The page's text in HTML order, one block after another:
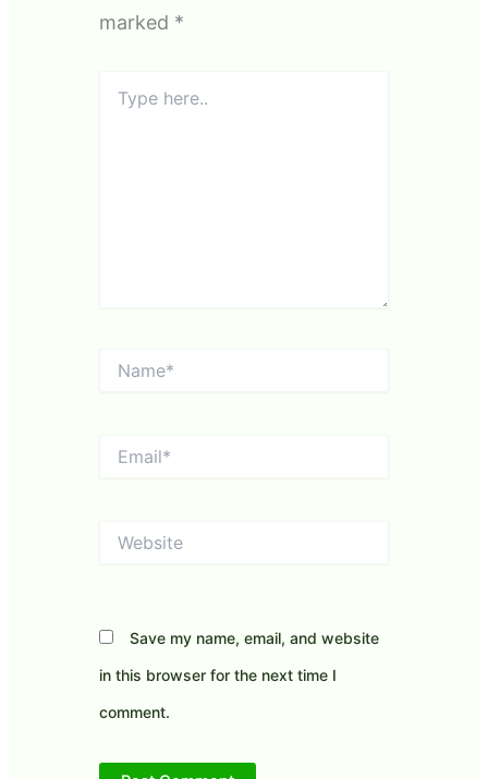
marked *
here..
Save my name, email, and website
in this browser for the next time I
comment.